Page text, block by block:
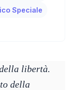
Speciale
libertà.
della